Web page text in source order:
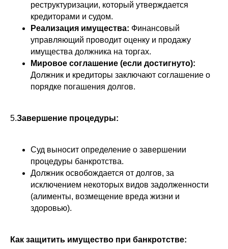
реструктуризации, который утверждается
кредиторами и судом.
Реализация имущества: Финансовый
управляющий проводит оценку и продажу
имущества должника на торгах.
Мировое соглашение (если достигнуто):
Должник и кредиторы заключают соглашение о
порядке погашения долгов.
5.Завершение процедуры:
Суд выносит определение о завершении
процедуры банкротства.
Должник освобождается от долгов, за
исключением некоторых видов задолженности
(алименты, возмещение вреда жизни и
здоровью).
Как защитить имущество при банкротстве: